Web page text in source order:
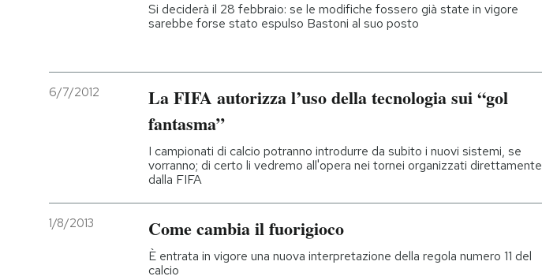
Si deciderà il 28 febbraio: se le modifiche fossero già state in vigore
sarebbe forse stato espulso Bastoni al suo posto
6/7/2012
La FIFA autorizza l’uso della tecnologia sui “gol
fantasma”
I campionati di calcio potranno introdurre da subito i nuovi sistemi, se
vorranno; di certo li vedremo all'opera nei tornei organizzati direttamente
dalla FIFA
1/8/2013 Come cambia il fuorigioco
È entrata in vigore una nuova interpretazione della regola numero 11 del
calcio